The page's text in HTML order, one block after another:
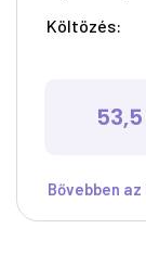
Költözés:
Bővebben